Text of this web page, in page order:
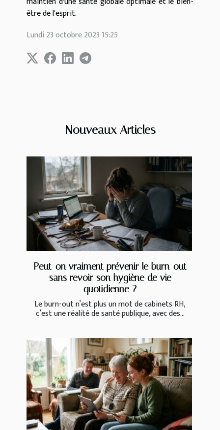
être de l'esprit.
Lundi 23 octobre 2023 15:25
Nouveaux Articles
Peut-on vraiment prévenir le burn-out
sans revoir son hygiène de vie
quotidienne ?
Le burn-out n’est plus un mot de cabinets RH,
c’est une réalité de santé publique, avec des...